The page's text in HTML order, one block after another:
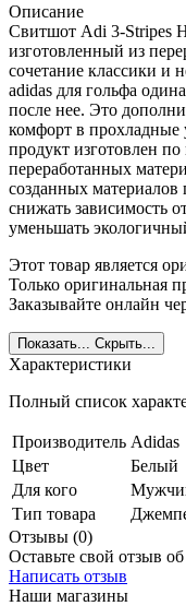
Описание
Свитшот Adi 3-Stripes
изготовленный из
сочетание классики и
adidas для гольфа
после нее. Это
комфорт в прохладные
продукт изготовлен
переработанных
созданных материалов
снижать зависимость
уменьшать
Этот товар является
Только оригинальная
Заказывайте онлайн
Показать... Скрыть...
Характеристики
Полный список
Производитель Adidas
Цвет
Белый
Для кого
Тип товара
Отзывы (0)
Оставьте свой отзыв
Написать отзыв
Наши магазины